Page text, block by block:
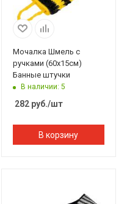
Мочалка Шмель с
ручками (60х15см)
Банные штучки
В наличии: 5
282руб./шт
В корзину